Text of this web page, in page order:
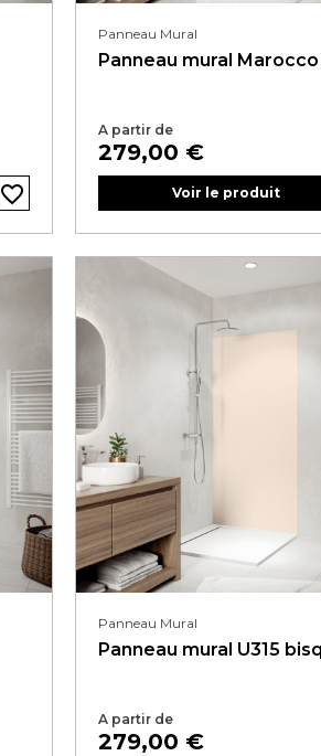
favorite_border
favorite_border
favorite_border
favorite_border
favorite_border
Panneau Mural
Panneau mural
A partir de
Prix
279,00 €
Voir le produit
Panneau Mural
Panneau mural U315
A partir de
Prix
279,00 €